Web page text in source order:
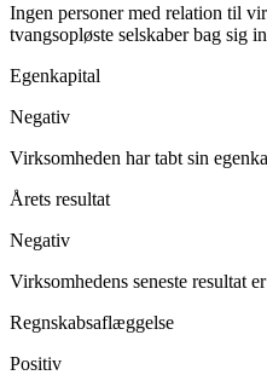
Ingen personer med relation til
tvangsopløste selskaber bag sig
Egenkapital
Negativ
Virksomheden har tabt sin
Årets resultat
Negativ
Virksomhedens seneste resultat
Regnskabsaflæggelse
Positiv